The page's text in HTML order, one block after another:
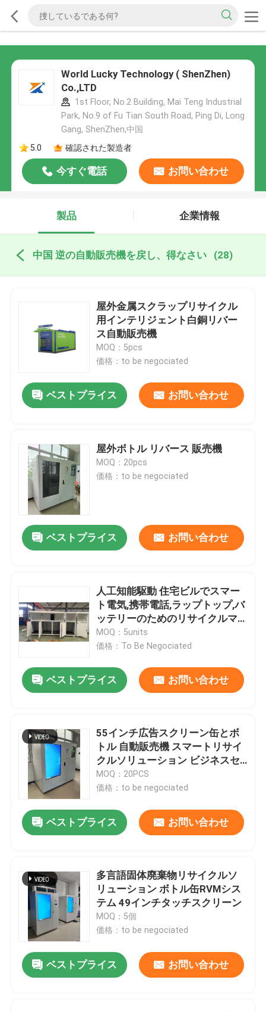
World Lucky Technology ( ShenZhen)
Co.,LTD
1st Floor, No.2 Building, Mai Teng Industrial
Park, No.9 of Fu Tian South Road, Ping Di, Long
Gang, ShenZhen,中国
5.0
確認された製造者
今すぐ電話 お問い合わせ
製品 企業情報
中国 逆の自動販売機を戻し、得なさい (28)
屋外金属スクラップリサイクル
用インテリジェント白銅リバー
ス自動販売機
MOQ：5pcs
価格：to be negociated
ベストプライス お問い合わせ
屋外ボトル リバース 販売機
MOQ：20pcs
価格：to be negociated
ベストプライス お問い合わせ
人工知能駆動 住宅ビルでスマー
ト電気,携帯電話,ラップトップ,バ
ッテリーのためのリサイクルマ
シン
MOQ：5units
価格：To Be Negociated
ベストプライス お問い合わせ
55インチ広告スクリーン缶とボ
トル 自動販売機 スマートリサイ
クルソリューション ビジネスセ
ンター 展示会
MOQ：20PCS
価格：to be negociated
ベストプライス お問い合わせ
多言語固体廃棄物リサイクルソ
リューション ボトル缶RVMシス
テム 49インチタッチスクリーン
MOQ：5個
価格：to be negociated
ベストプライス お問い合わせ